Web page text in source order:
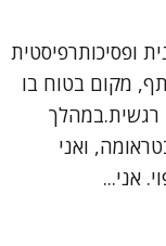
ופסיכותרפיסטית
מקום בטוח בו
רגשית.במהלך
ואני
אני...